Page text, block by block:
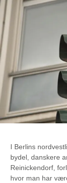
I Berlins
bydel, danskere
Reinickendorf,
hvor man har